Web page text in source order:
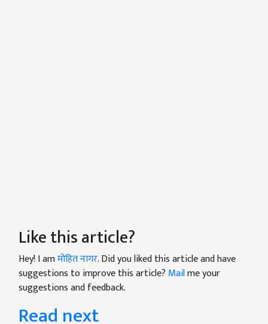
Like this article?
Hey! I amमोहित नागर. Did you liked this article and have
suggestions to improve this article? Mailme your
suggestions and feedback.
Read next